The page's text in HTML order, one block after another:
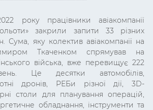
року працівники авіакомпанії
закрили запити 33 різних
Сума, яку колектив авіакомпанії на
Ткаченком спрямував на
війська, вже перевищує 222
Це десятки автомобілів,
дронів, РЕБи різної дії, 3D-
столи для планування операцій,
обладнання, інструменти та